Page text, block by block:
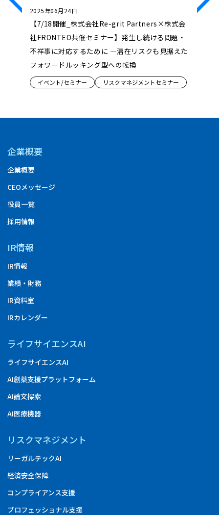
2025年06月24日
【7/18開催_株式会社Re-grit Partners×株式会
社FRONTEO共催セミナー】発生し続ける問題・
不祥事に対応するために ―潜在リスクも見据えた
フォワードルッキング型への転換―
イベント/セミナー リスクマネジメントセミナー
2025年
企業概要
企業概要
CEOメッセージ
役員一覧
採用情報
IR情報
IR情報
業績・財務
IR資料室
IRカレンダー
ライフサイエンスAI
ライフサイエンスAI
AI創薬支援プラットフォーム
AI論文探索
AI医療機器
リスクマネジメント
リーガルテックAI
経済安全保障
コンプライアンス支援
プロフェッショナル支援